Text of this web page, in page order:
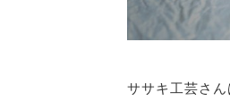
ササキ工芸さ